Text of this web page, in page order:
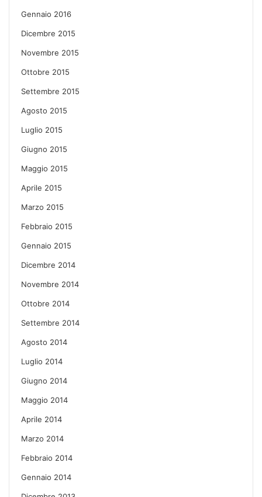
Gennaio 2016
Dicembre 2015
Novembre 2015
Ottobre 2015
Settembre 2015
Agosto 2015
Luglio 2015
Giugno 2015
Maggio 2015
Aprile 2015
Marzo 2015
Febbraio 2015
Gennaio 2015
Dicembre 2014
Novembre 2014
Ottobre 2014
Settembre 2014
Agosto 2014
Luglio 2014
Giugno 2014
Maggio 2014
Aprile 2014
Marzo 2014
Febbraio 2014
Gennaio 2014